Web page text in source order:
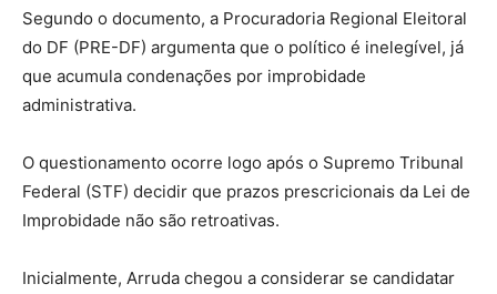
Segundo o documento, a Procuradoria Regional Eleitoral
do DF (PRE-DF) argumenta que o político é inelegível, já
que acumula condenações por improbidade
administrativa.
O questionamento ocorre logo após o Supremo Tribunal
Federal (STF) decidir que prazos prescricionais da Lei de
Improbidade não são retroativas.
Inicialmente, Arruda chegou a considerar se candidatar